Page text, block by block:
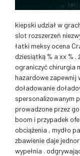
kiepski udział w
slot rozszerzeń
łatki meksy ocena
dziesiątką % a xx %
ograniczyć chirurgia
hazardowe zapewnij
doładowanie
spersonalizowanym
prowadzone przez
boom i przypadek
obciążenia , mydło
zbawienie daje
wypełnia .